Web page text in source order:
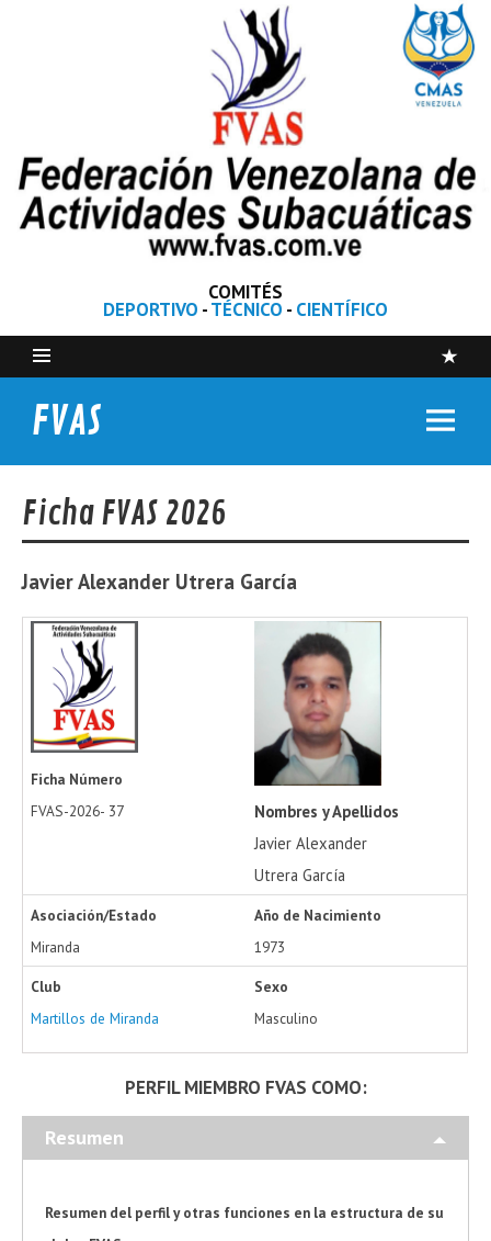
COMITÉS
DEPORTIVO -TÉCNICO - CIENTÍFICO
FVAS
Ficha FVAS 2026
Javier Alexander Utrera García
Ficha Número
FVAS-2026- 37
Nombres y Apellidos
Javier Alexander
Utrera García
Asociación/Estado
Miranda
Año de Nacimiento
1973
Club
Martillos de Miranda
Sexo
Masculino
PERFIL MIEMBRO FVAS COMO:
Resumen
Resumen del perfil y otras funciones en la estructura de su